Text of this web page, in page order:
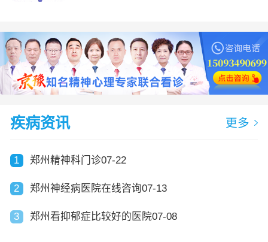
疾病资讯 更多
1 郑州精神科门诊07-22
2 郑州神经病医院在线咨询07-13
3 郑州看抑郁症比较好的医院07-08